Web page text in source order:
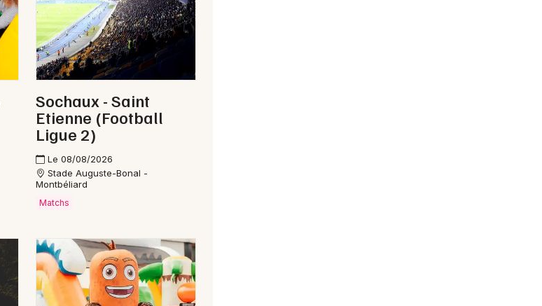
Sochaux - Saint
Etienne (Football
Ligue 2)
Le 08/08/2026
Stade Auguste-Bonal -
Montbéliard
Matchs